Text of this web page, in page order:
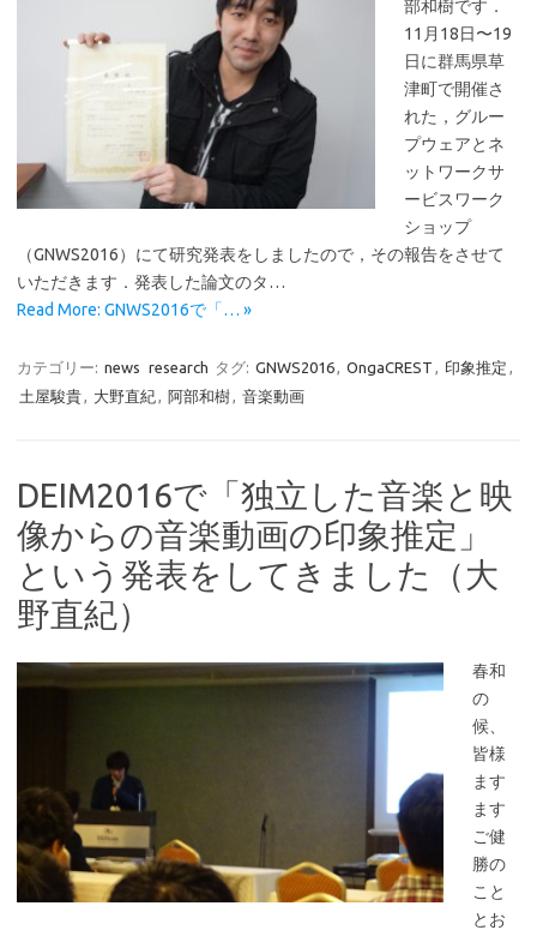
部和樹です．
11月18日〜19
日に群馬県草
津町で開催さ
れた，グルー
プウェアとネ
ットワークサ
ービスワーク
ショップ
（GNWS2016）にて研究発表をしましたので，その報告をさせて
いただきます．発表した論文のタ…
Read More: GNWS2016で「… »
カテゴリー: news research タグ: GNWS2016, OngaCREST , 印象推定 ,
土屋駿貴, 大野直紀, 阿部和樹, 音楽動画
DEIM2016で「独立した音楽と映
像からの音楽動画の印象推定」
という発表をしてきました（大
野直紀）
春和
の
候、
皆様
ます
ます
ご健
勝の
こと
とお